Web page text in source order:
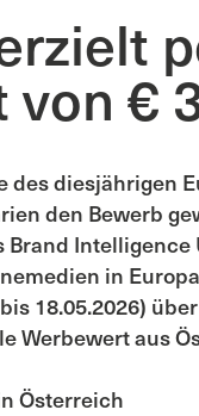
€
des diesjährigen
den Bewerb
Intelligence
in
18.05.2026)
Werbewert aus
Österreich